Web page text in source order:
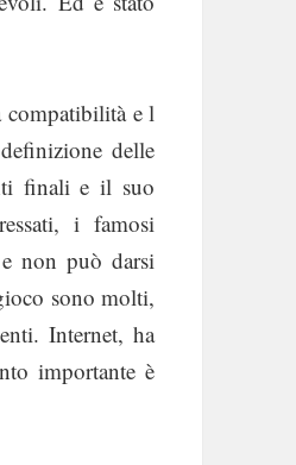
compatibilità e l
delle
finali e il suo
i famosi
non può darsi
sono molti,
Internet, ha
importante è